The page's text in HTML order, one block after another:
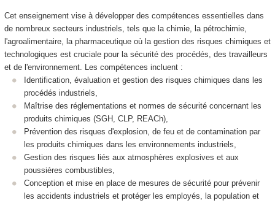
Cet enseignement vise à développer des compétences essentielles dans
de nombreux secteurs industriels, tels que la chimie, la pétrochimie,
l'agroalimentaire, la pharmaceutique où la gestion des risques chimiques et
technologiques est cruciale pour la sécurité des procédés, des travailleurs
et de l'environnement. Les compétences incluent :
Identification, évaluation et gestion des risques chimiques dans les
procédés industriels,
Maîtrise des réglementations et normes de sécurité concernant les
produits chimiques (SGH, CLP, REACh),
Prévention des risques d'explosion, de feu et de contamination par
les produits chimiques dans les environnements industriels,
Gestion des risques liés aux atmosphères explosives et aux
poussières combustibles,
Conception et mise en place de mesures de sécurité pour prévenir
les accidents industriels et protéger les employés, la population et